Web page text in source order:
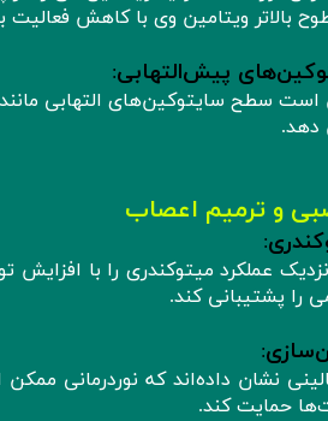
بالاتر ویتامین وی با کاهش
پیش‌التهابی:
و ترمیم اعصاب
:
را پشتیبانی کند.
:
نشان داده‌اند که نوردرمانی
حمایت کند.